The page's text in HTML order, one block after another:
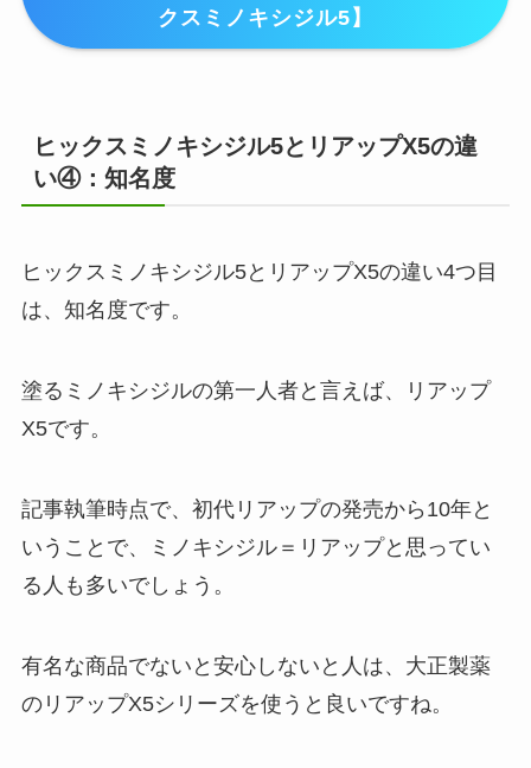
クスミノキシジル5】
ヒックスミノキシジル5とリアップX5の違
い④：知名度
ヒックスミノキシジル5とリアップX5の違い4つ目
は、知名度です。
塗るミノキシジルの第一人者と言えば、リアップ
X5です。
記事執筆時点で、初代リアップの発売から10年と
いうことで、ミノキシジル＝リアップと思ってい
る人も多いでしょう。
有名な商品でないと安心しないと人は、大正製薬
のリアップX5シリーズを使うと良いですね。